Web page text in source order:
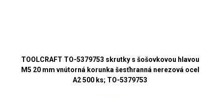
TOOLCRAFT TO-5379753 skrutky s šošovkovou hlavou
M5 20 mm vnútorná korunka šesťhranná nerezová ocel
A2 500 ks; TO-5379753